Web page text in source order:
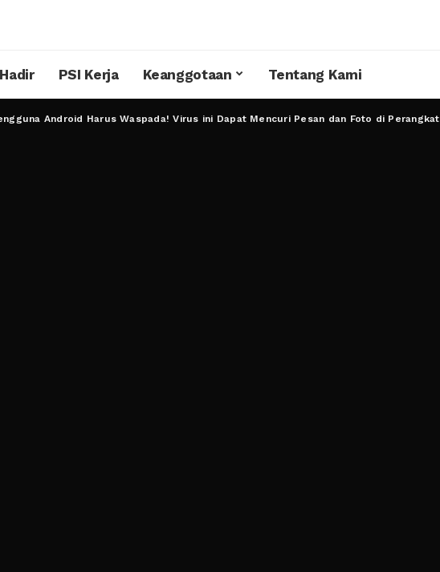
PSI Kerja Keanggotaan Tentang Kami
Android Harus Waspada! Virus ini Dapat Mencuri Pesan dan Foto di